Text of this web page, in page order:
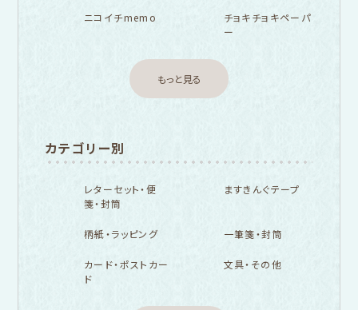
ニコイチmemo
チョキチョキペーパ
ー
もっと見る
カテゴリー別
レターセット・便
箋・封筒
ますきんぐテープ
柄紙・ラッピング 一筆箋・封筒
カード・ポストカー
ド
文具・その他